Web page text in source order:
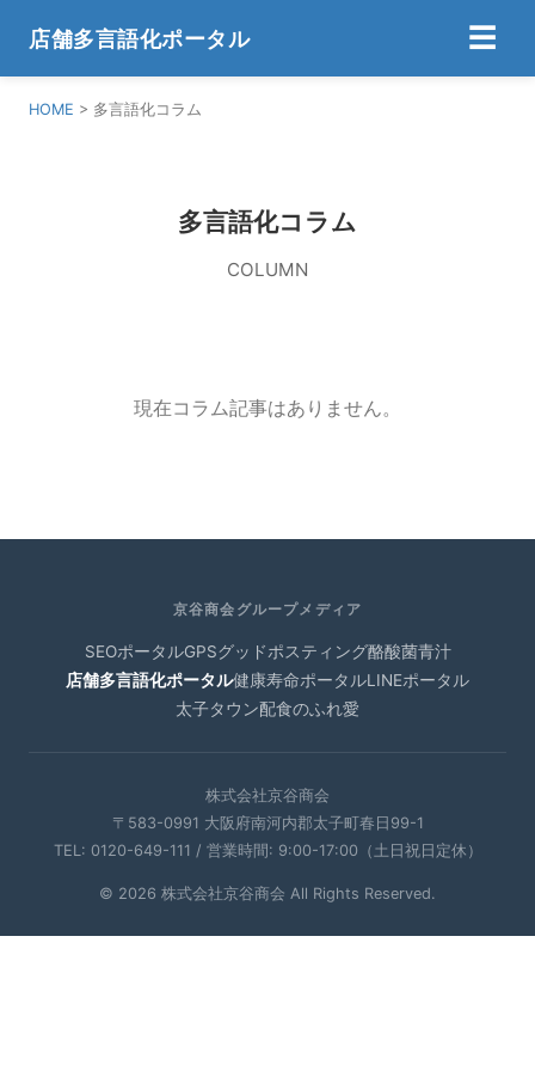
店舗多言語化ポータル ☰
HOME > 多言語化コラム
多言語化コラム
COLUMN
現在コラム記事はありません。
京谷商会グループメディア
SEOポータルGPSグッドポスティング酪酸菌青汁
店舗多言語化ポータル健康寿命ポータルLINEポータル
太子タウン配食のふれ愛
株式会社京谷商会
〒583-0991 大阪府南河内郡太子町春日99-1
TEL: 0120-649-111 / 営業時間: 9:00-17:00（土日祝日定休）
© 2026 株式会社京谷商会 All Rights Reserved.